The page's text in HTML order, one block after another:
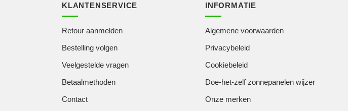
KLANTENSERVICE
Retour aanmelden
Bestelling volgen
Veelgestelde vragen
Betaalmethoden
Contact
INFORMATIE
Algemene voorwaarden
Privacybeleid
Cookiebeleid
Doe-het-zelf zonnepanelen wijzer
Onze merken